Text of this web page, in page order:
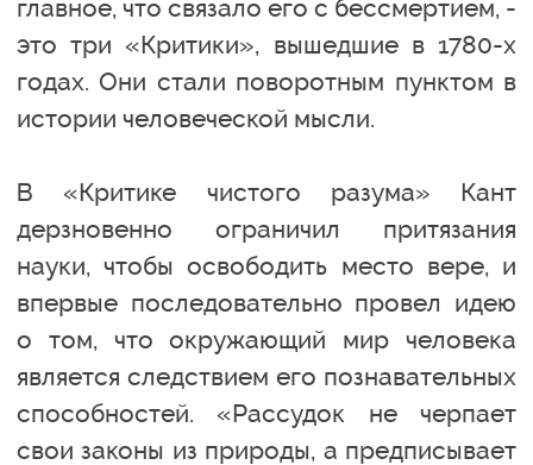
главное, что связало его с бессмертием, -
это три «Критики», вышедшие в 1780-х
годах. Они стали поворотным пунктом в
истории человеческой мысли.
В «Критике чистого разума» Кант
дерзновенно ограничил притязания
науки, чтобы освободить место вере, и
впервые последовательно провел идею
о том, что окружающий мир человека
является следствием его познавательных
способностей. «Рассудок не черпает
свои законы из природы, а предписывает